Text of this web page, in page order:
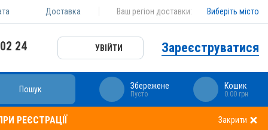
Доставка Ваш регіон доставки: Виберіть місто
24 УВІЙТИ Зареєструватися
Пошук Збережене
Пусто
Кошик
0.00 грн
РЕЄСТРАЦІЇ Закрити